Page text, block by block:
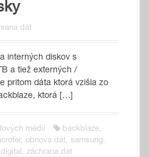
dát
interných diskov s
a tiež externých /
pritom dáta ktorá vzišla zo
ktorá […]
médií backblaze,
, obnova dát, samsung,
, záchrana dát